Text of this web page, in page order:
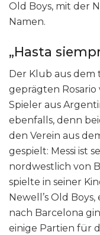
Old Boys, mit der
Namen.
„Hasta
Der Klub aus
geprägten
Spieler aus
ebenfalls, denn
den Verein aus
gespielt: Messi ist
nordwestlich von
spielte in seiner
Newell’s Old
nach Barcelona
einige Partien für